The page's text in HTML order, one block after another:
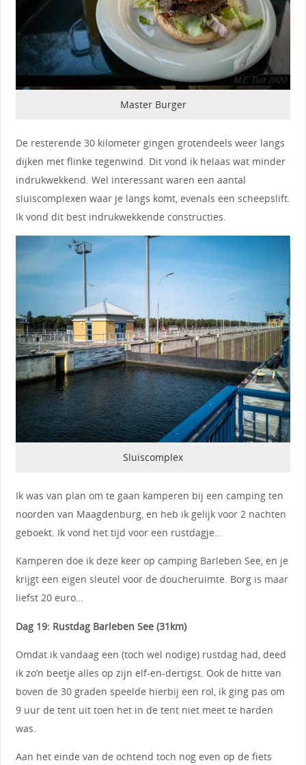
Master Burger
De resterende 30 kilometer gingen grotendeels weer langs
dijken met flinke tegenwind. Dit vond ik helaas wat minder
indrukwekkend. Wel interessant waren een aantal
sluiscomplexen waar je langs komt, evenals een scheepslift.
Ik vond dit best indrukwekkende constructies.
Sluiscomplex
Ik was van plan om te gaan kamperen bij een camping ten
noorden van Maagdenburg, en heb ik gelijk voor 2 nachten
geboekt. Ik vond het tijd voor een rustdagje…
Kamperen doe ik deze keer op camping Barleben See, en je
krijgt een eigen sleutel voor de doucheruimte. Borg is maar
liefst 20 euro…
Dag 19: Rustdag Barleben See (31km)
Omdat ik vandaag een (toch wel nodige) rustdag had, deed
ik zo’n beetje alles op zijn elf-en-dertigst. Ook de hitte van
boven de 30 graden speelde hierbij een rol, ik ging pas om
9 uur de tent uit toen het in de tent niet meet te harden
was.
Aan het einde van de ochtend toch nog even op de fiets